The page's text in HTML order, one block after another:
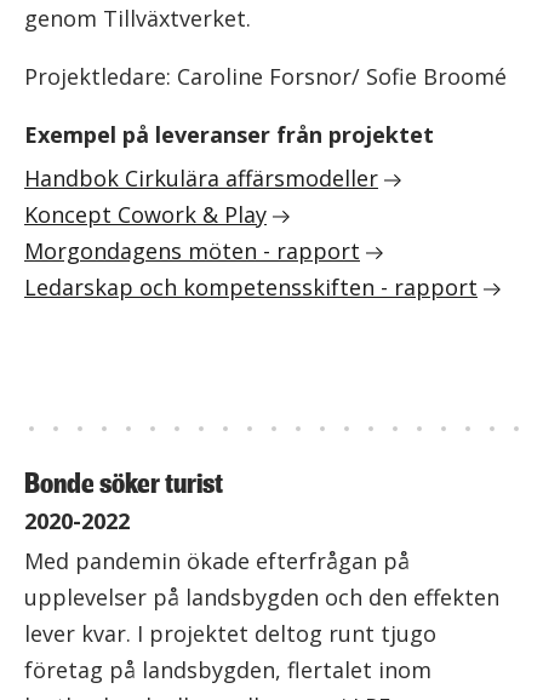
genom Tillväxtverket.
Projektledare: Caroline Forsnor/ Sofie Broomé
Exempel på leveranser från projektet
Handbok Cirkulära affärsmodeller
Koncept Cowork & Play
Morgondagens möten - rapport
Ledarskap och kompetensskiften - rapport
Bonde söker turist
2020-2022
Med pandemin ökade efterfrågan på
upplevelser på landsbygden och den effekten
lever kvar. I projektet deltog runt tjugo
företag på landsbygden, flertalet inom